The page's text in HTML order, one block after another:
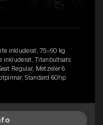
inkluderat, 75–90 kg
inkluderat, Titanbultsats
Regular, Metzeler 6
Standard 60hp